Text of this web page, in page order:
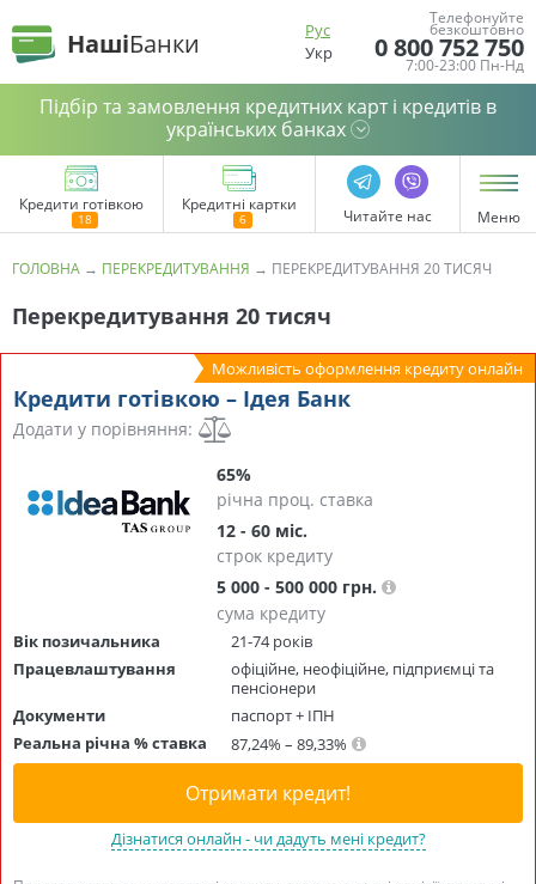
НашіБанки
Рус
Укр
Телефонуйте
безкоштовно
0 800 752 750
7:00-23:00 Пн-Нд
Підбір та замовлення кредитних карт і кредитів в
українських банках
Кредити готівкою Кредитні картки
Читайте нас Меню
ГОЛОВНА → ПЕРЕКРЕДИТУВАННЯ → ПЕРЕКРЕДИТУВАННЯ 20 ТИСЯЧ
Перекредитування 20 тисяч
Можливість оформлення кредиту онлайн
Кредити готівкою – Ідея Банк
Додати у порівняння:
65%
річна проц. ставка
12 - 60 міс.
строк кредиту
5 000 - 500 000 грн.
сума кредиту
Вік позичальника
21-74 років
Працевлаштування
офіційне, неофіційне, підприємці та
пенсіонери
Документи
паспорт + ІПН
Реальна річна % ставка
87,24% – 89,33%
Отримати кредит!
Дізнатися онлайн - чи дадуть мені кредит?